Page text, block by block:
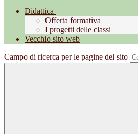
Didattica
Offerta formativa
I progetti delle classi
Vecchio sito web
Campo di ricerca per le pagine del sito